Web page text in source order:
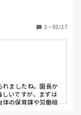
園長が率先して精
てるみたいだけど
がらも我慢してるの
込まれて辞めても
園長のパワハラっ
うけど、それを一
。それで何人追い
2 ・ 02/27
ましたね。園長か
しいですが、まずは
体の保育課や労働相